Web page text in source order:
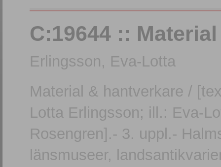
C:19644 ::
Erlingsson, Eva-Lotta
Material & hantverkare /
Lotta Erlingsson; ill.: Eva-
Rosengren].- 3. uppl.-
länsmuseer,